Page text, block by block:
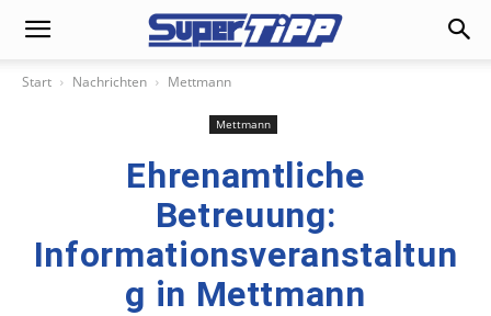
Start Nachrichten Mettmann
Mettmann
Ehrenamtliche
Betreuung:
Informationsveranstaltun
g in Mettmann